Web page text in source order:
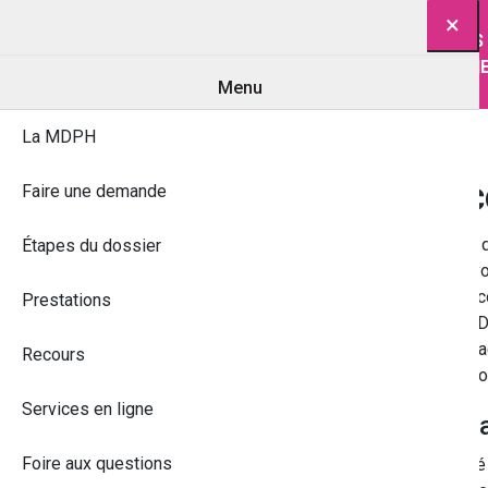
Les différents
Vous avez fait une demande à la
laquelle, les notifications de décisions
contester en formulant un recours. Un
Personnes Handicapées (CDPAH) et
dans l’obligation de formuler un
un recours contentieux devant la
Recours Administratif
Le recours administratif peut être
Menu
La MDPH
Faire une demande
Étapes du dossier
Prestations
Recours
Services en ligne
Foire aux questions